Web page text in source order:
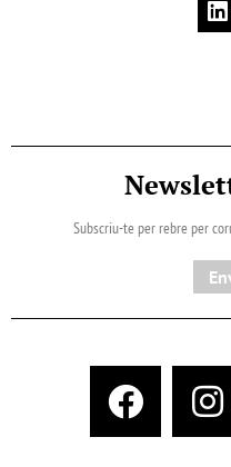
Subscriu-te per rebre per